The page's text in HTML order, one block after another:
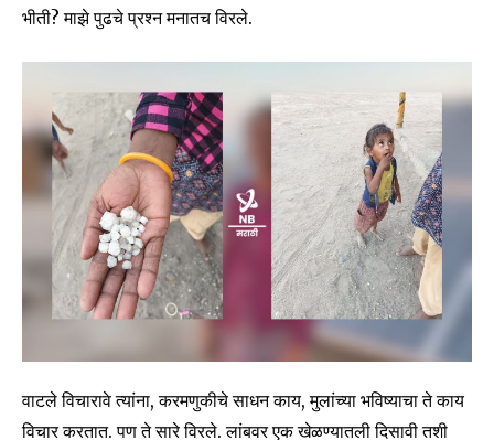
I've read and accept thePrivacy Policy
6,300
Fans
32,111
Followers
75
Followers
भीती? माझे पुढचे प्रश्न मनातच विरले.
वाटले विचारावे त्यांना, करमणुकीचे साधन काय, मुलांच्या भविष्याचा ते काय
विचार करतात. पण ते सारे विरले. लांबवर एक खेळण्यातली दिसावी तशी